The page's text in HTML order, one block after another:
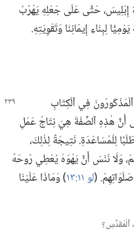
إِبْلِيسَ،‏ حَتَّى عَلَى جَعْلِهِ يَهْرُبُ
لِبِنَاءِ إِيمَانِنَا وَتَقْوِيَتِهِ.‏
ٱلْمَذْكُورُونَ فِي ٱلْكِتَابِ
أَنَّ هٰذِهِ ٱلصِّفَةَ هِيَ نِتَاجُ عَمَلِ
لِلْمُسَاعَدَةِ.‏ نَتِيجَةً لِذٰلِكَ،‏
وَلَا نَنْسَ أَنَّ يَهْوَهَ يُعْطِي رُوحَهُ
(‏لو ١١:‏١٣
‏)‏ وَمَاذَا عَلَيْنَا
ٱلْمُقَدَّسِ؟‏